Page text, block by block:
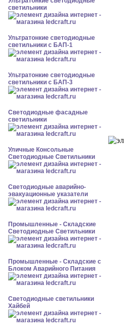
светильники
Ультратонкие светодиодные
светильники с БАП-1
Ультратонкие светодиодные
светильники с БАП-3
Светодиодные фасадные
светильники
Уличные Консольные
Светодиодные Светильники
Светодиодные аварийно-
эвакуационные указатели
Промышленные - Складские
Светодиодные Светильники
Промышленные - Складские с
Блоком Аварийного Питания
Светодиодные светильники
Хайбей